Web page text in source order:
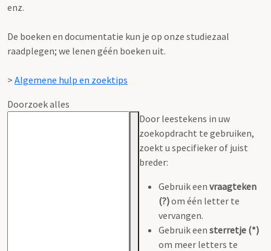
enz.
De boeken en documentatie kun je op onze studiezaal
raadplegen; we lenen géén boeken uit.
> Algemene hulp en zoektips
Doorzoek alles
Door leestekens in uw
zoekopdracht te gebruiken,
zoekt u specifieker of juist
breder:
Gebruik een vraagteken
(?)om één letter te
vervangen.
Gebruik een sterretje (*)
om meer letters te